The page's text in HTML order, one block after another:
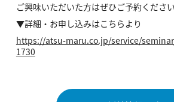
ご興味いただいた方はぜひご予約ください
▼詳細・お申し込みはこちらより
https://atsu-maru.co.jp/service/
1730